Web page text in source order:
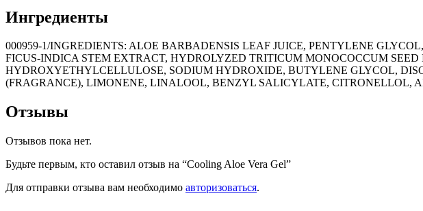
Ингредиенты
000959-1/INGREDIENTS: ALOE BARBADENSIS LEAF JUICE, PENTYLENE
FICUS-INDICA STEM EXTRACT, HYDROLYZED TRITICUM MONOCOCCUM
HYDROXYETHYLCELLULOSE, SODIUM HYDROXIDE, BUTYLENE GLYCOL,
(FRAGRANCE), LIMONENE, LINALOOL, BENZYL SALICYLATE, CITRONELLOL,
Отзывы
Отзывов пока нет.
Будьте первым, кто оставил отзыв на “Cooling Aloe Vera Gel”
Для отправки отзыва вам необходимо авторизоваться.